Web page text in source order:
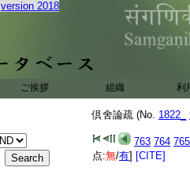
version 2018
ご挨拶 組織 利
倶舍論疏 (No. 1822_
763 764 765
点:無/有] [CITE]
駄羅國師釋｣ 論
破西方師釋。一以
汚心與眠相應故名
本論類智･道智二
智知無漏道故
四對
應起故 對也 ｣ 論
第一釋也｣ 論。或